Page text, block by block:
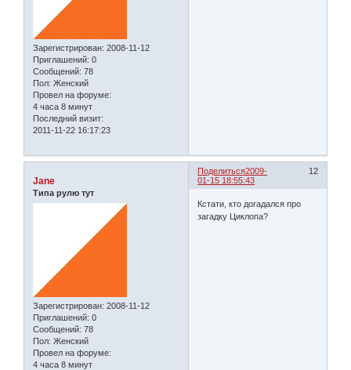
Зарегистрирован: 2008-11-12
Приглашений: 0
Сообщений: 78
Пол: Женский
Провел на форуме:
4 часа 8 минут
Последний визит:
2011-11-22 16:17:23
Поделиться 12
2009-
01-15 18:55:43
Jane
Типа рулю тут
Зарегистрирован: 2008-11-12
Приглашений: 0
Сообщений: 78
Пол: Женский
Провел на форуме:
4 часа 8 минут
Кстати, кто догадался про
загадку Циклопа?